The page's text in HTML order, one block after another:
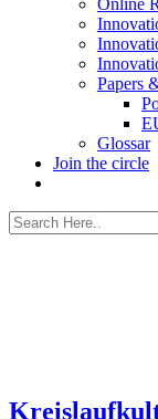
Online
Papers
Glossar
Join the circle